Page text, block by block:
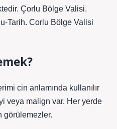
Çorlu Bölge Valisi.
Tarih. Corlu Bölge Valisi
cin anlamında kullanılır
veya malign var. Her yerde
görülemezler.